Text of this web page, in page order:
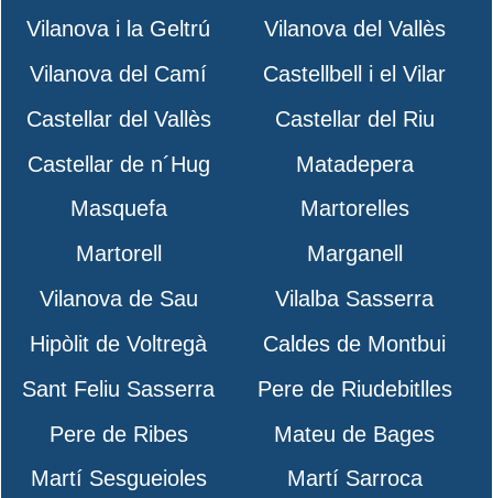
Vilanova i la Geltrú
Vilanova del Vallès
Vilanova del Camí
Castellbell i el Vilar
Castellar del Vallès
Castellar del Riu
Castellar de n´Hug
Matadepera
Masquefa
Martorelles
Martorell
Marganell
Vilanova de Sau
Vilalba Sasserra
Hipòlit de Voltregà
Caldes de Montbui
Sant Feliu Sasserra
Pere de Riudebitlles
Pere de Ribes
Mateu de Bages
Martí Sesgueioles
Martí Sarroca